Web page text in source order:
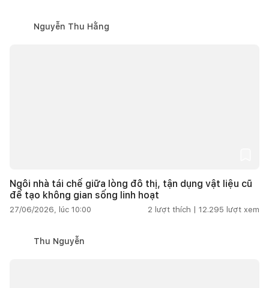
Nguyễn Thu Hằng
Ngôi nhà tái chế giữa lòng đô thị, tận dụng vật liệu cũ
để tạo không gian sống linh hoạt
27/06/2026, lúc 10:00 2 lượt thích | 12.295 lượt xem
Thu Nguyễn